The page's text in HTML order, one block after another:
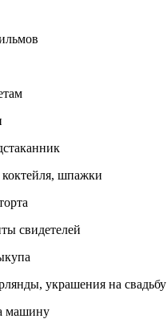
шпажки
свидетелей
украшения на свадьбу
машину